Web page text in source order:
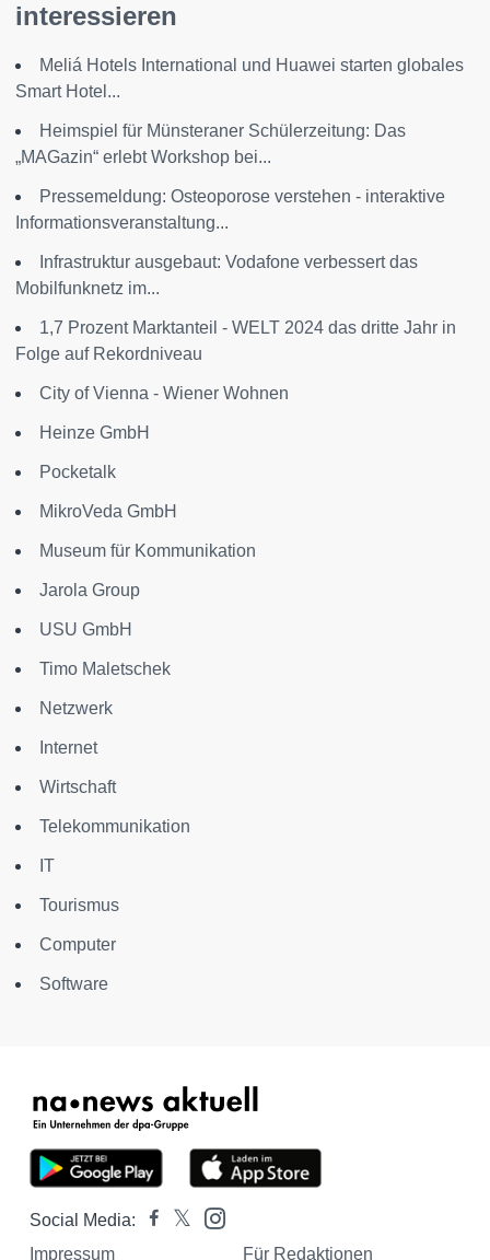
interessieren
Meliá Hotels International und Huawei starten globales
Smart Hotel...
Heimspiel für Münsteraner Schülerzeitung: Das
„MAGazin“ erlebt Workshop bei...
Pressemeldung: Osteoporose verstehen - interaktive
Informationsveranstaltung...
Infrastruktur ausgebaut: Vodafone verbessert das
Mobilfunknetz im...
1,7 Prozent Marktanteil - WELT 2024 das dritte Jahr in
Folge auf Rekordniveau
City of Vienna - Wiener Wohnen
Heinze GmbH
Pocketalk
MikroVeda GmbH
Museum für Kommunikation
Jarola Group
USU GmbH
Timo Maletschek
Netzwerk
Internet
Wirtschaft
Telekommunikation
IT
Tourismus
Computer
Software
Social Media:
Impressum
Für Redaktionen